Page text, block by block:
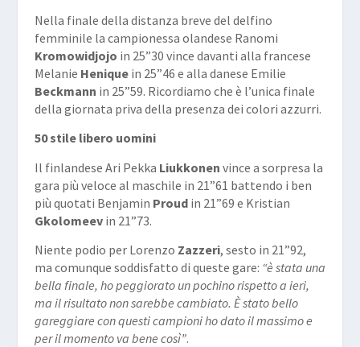
Nella finale della distanza breve del delfino
femminile la campionessa olandese Ranomi
Kromowidjojo in 25”30 vince davanti alla francese
Melanie Heniquein 25”46 e alla danese Emilie
Beckmann in 25”59. Ricordiamo che è l’unica finale
della giornata priva della presenza dei colori azzurri.
50 stile libero uomini
Il finlandese Ari Pekka Liukkonen vince a sorpresa la
gara più veloce al maschile in 21”61 battendo i ben
più quotati Benjamin Proudin 21”69 e Kristian
Gkolomeevin 21”73.
Niente podio per Lorenzo Zazzeri, sesto in 21”92,
ma comunque soddisfatto di queste gare: “è stata una
bella finale, ho peggiorato un pochino rispetto a ieri,
ma il risultato non sarebbe cambiato. È stato bello
gareggiare con questi campioni ho dato il massimo e
per il momento va bene così”.